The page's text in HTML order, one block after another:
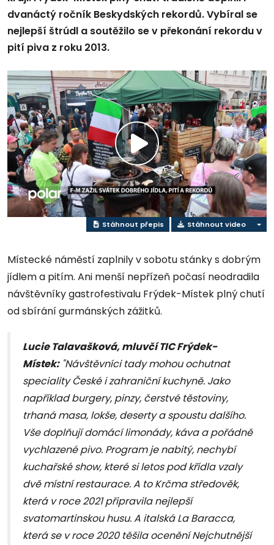
dvanáctý ročník Beskydských rekordů. Vybíral se
nejlepší štrúdl a soutěžilo se v překonání rekordu v
pití piva z roku 2013.
Přehrát
video
Stáhnout přepis Stáhnout video
Místecké náměstí zaplnily v sobotu stánky s dobrým
jídlem a pitím. Ani menší nepřízeň počasí neodradila
návštěvníky gastrofestivalu Frýdek-Místek plný chutí
od sbírání gurmánských zážitků.
Lucie Talavašková, mluvčí TIC Frýdek-
Místek:"Návštěvníci tady mohou ochutnat
speciality České i zahraniční kuchyně. Jako
například burgery, pinzy, čerstvé těstoviny,
trhaná masa, lokše, deserty a spoustu dalšího.
Vše doplňují domácí limonády, káva a pořádně
vychlazené pivo. Program je nabitý, nechybí
kuchařské show, které si letos pod křídla vzaly
dvě místní restaurace. A to Krčma středověk,
která v roce 2021 připravila nejlepší
svatomartinskou husu. A italská La Baracca,
která se v roce 2020 těšila ocenění Nejchutnější